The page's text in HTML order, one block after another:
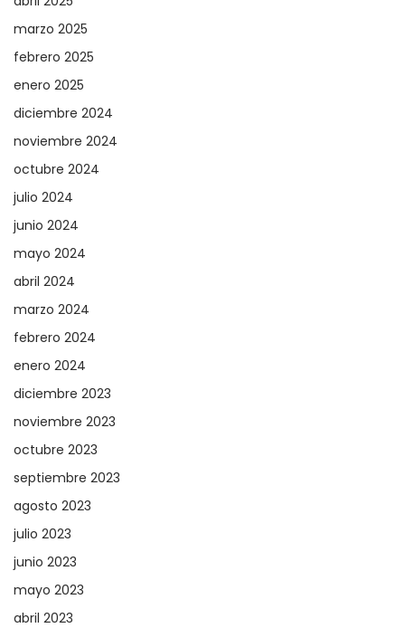
marzo 2025
febrero 2025
enero 2025
diciembre 2024
noviembre 2024
octubre 2024
julio 2024
junio 2024
mayo 2024
abril 2024
marzo 2024
febrero 2024
enero 2024
diciembre 2023
noviembre 2023
octubre 2023
septiembre 2023
agosto 2023
julio 2023
junio 2023
mayo 2023
abril 2023